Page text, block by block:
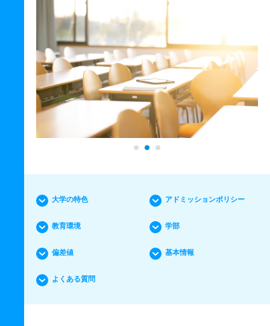
大学の特色 アドミッションポリシー
教育環境 学部
偏差値 基本情報
よくある質問